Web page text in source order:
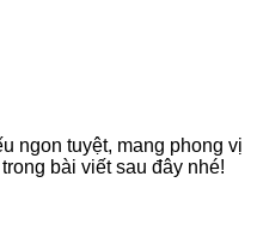
ngon tuyệt, mang phong vị
bài viết sau đây nhé!